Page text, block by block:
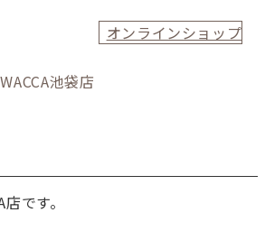
オンラインショップ
WACCA池袋店
です。